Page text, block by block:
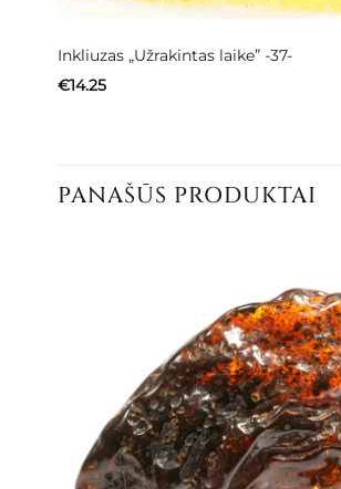
Inkliuzas „Užrakintas laike” -37-
€14.25
PANAŠŪS PRODUKTAI